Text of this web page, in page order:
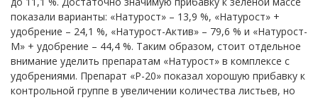
показали варианты: «Натурост» – 13,9 %, «Натурост» +
удобрение – 24,1 %, «Натурост-Актив» – 79,6 % и «Натурост-
М» + удобрение – 44,4 %. Таким образом, стоит отдельное
внимание уделить препаратам «Натурост» в комплексе с
удобрениями. Препарат «Р-20» показал хорошую прибавку к
контрольной группе в увеличении количества листьев, но